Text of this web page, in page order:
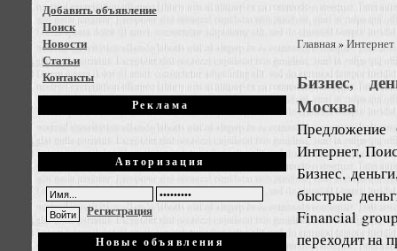
Добавить объявление
Поиск
Новости
Статьи
Контакты
Реклама
Авторизация
Регистрация
Новые объявления
Главная»Интернет
Бизнес,
Москва
Предложение
Интернет,
Бизнес,
быстрые
Financial
переходит на